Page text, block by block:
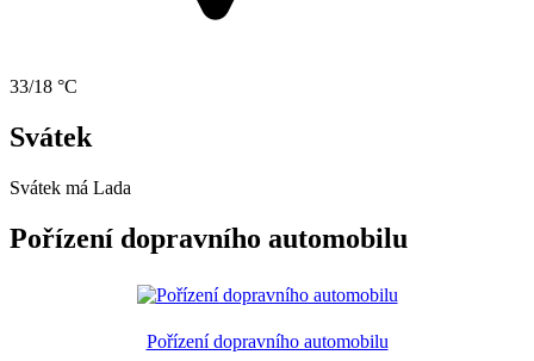
33/18 °C
Svátek
Svátek má Lada
Pořízení dopravního automobilu
Pořízení dopravního automobilu